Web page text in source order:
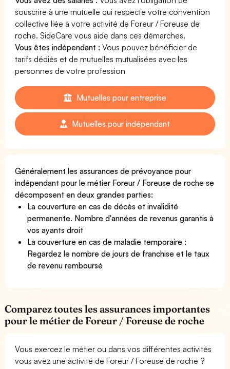
souscrire à une mutuelle qui respecte votre convention
collective liée à votre activité de Foreur / Foreuse de
roche. SideCare vous aide dans ces démarches.
Vous êtes indépendant : Vous pouvez bénéficier de
tarifs dédiés et de mutuelles mutualisées avec les
personnes de votre profession
Mutuelles pour entreprise
Mutuelles pour indépendant
Généralement les assurances de prévoyance pour
indépendant pour le métier Foreur / Foreuse de roche se
décomposent en deux grandes parties:
La couverture en cas de décès et invalidité
permanente. Nombre d'années de revenus garantis à
vos ayants droit
La couverture en cas de maladie temporaire :
Regardez le nombre de jours de franchise et le taux
de revenu remboursé
Comparez toutes les assurances importantes
pour le métier de Foreur / Foreuse de roche
Vous exercez le métier ou dans vos différentes activités
vous avez une activité de Foreur / Foreuse de roche ?